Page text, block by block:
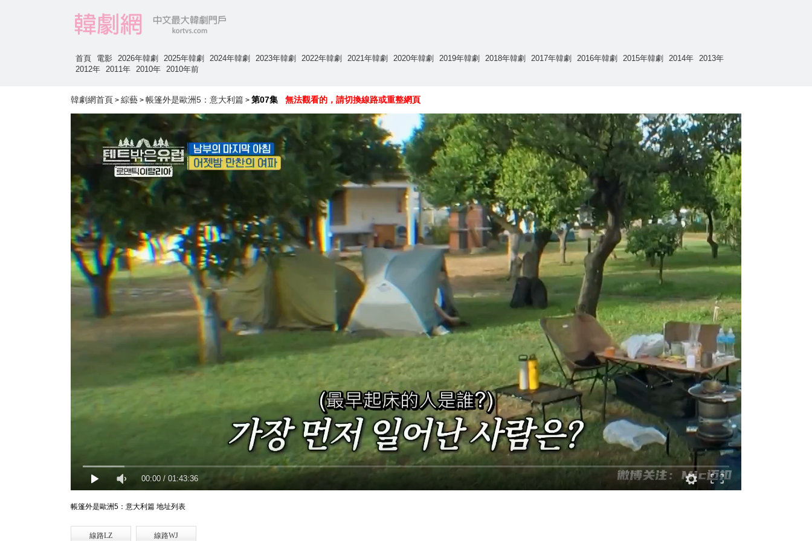
首頁 電影 2026年韓劇 2025年韓劇 2024年韓劇 2023年韓劇 2022年韓劇 2021年韓劇 2020年韓劇 2019年韓劇 2018年韓劇 2017年韓劇 2016年韓劇 2015年韓劇 2014年
2013年
2012年
2011年 2010年 2010年前
韓劇網首頁 > 綜藝 > 帳篷外是歐洲5：意大利篇 > 第07集 無法觀看的，請切換線路或重整網頁
00:00 / 01:43:36
帳篷外是歐洲5：意大利篇 地址列表
線路LZ 線路WJ